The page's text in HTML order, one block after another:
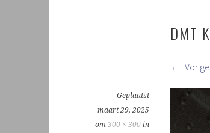
DMT
Vorige
Geplaatst
maart 29, 2025
om 300 × 300 in